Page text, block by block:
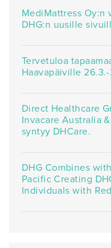
MediMattress
DHG:n uusille
Tervetuloa
Haavapäiville
Direct Healthcare
Invacare Australia
syntyy DHCare.
DHG Combines
Pacific Creating
Individuals with